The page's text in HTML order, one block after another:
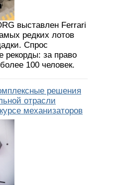
выставлен Ferrari
редких лотов
Спрос
рекорды: за право
100 человек.
решения
отрасли
механизаторов